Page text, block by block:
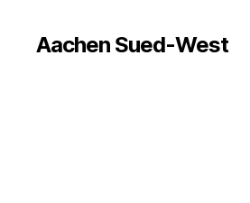
Aachen Sued-West